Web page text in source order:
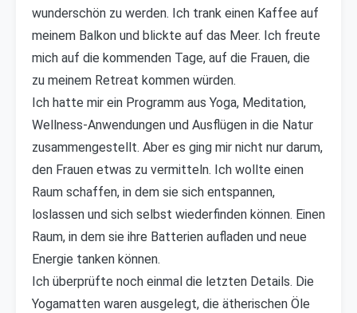
wunderschön zu werden. Ich trank einen Kaffee auf
meinem Balkon und blickte auf das Meer. Ich freute
mich auf die kommenden Tage, auf die Frauen, die
zu meinem Retreat kommen würden.
Ich hatte mir ein Programm aus Yoga, Meditation,
Wellness-Anwendungen und Ausflügen in die Natur
zusammengestellt. Aber es ging mir nicht nur darum,
den Frauen etwas zu vermitteln. Ich wollte einen
Raum schaffen, in dem sie sich entspannen,
loslassen und sich selbst wiederfinden können. Einen
Raum, in dem sie ihre Batterien aufladen und neue
Energie tanken können.
Ich überprüfte noch einmal die letzten Details. Die
Yogamatten waren ausgelegt, die ätherischen Öle